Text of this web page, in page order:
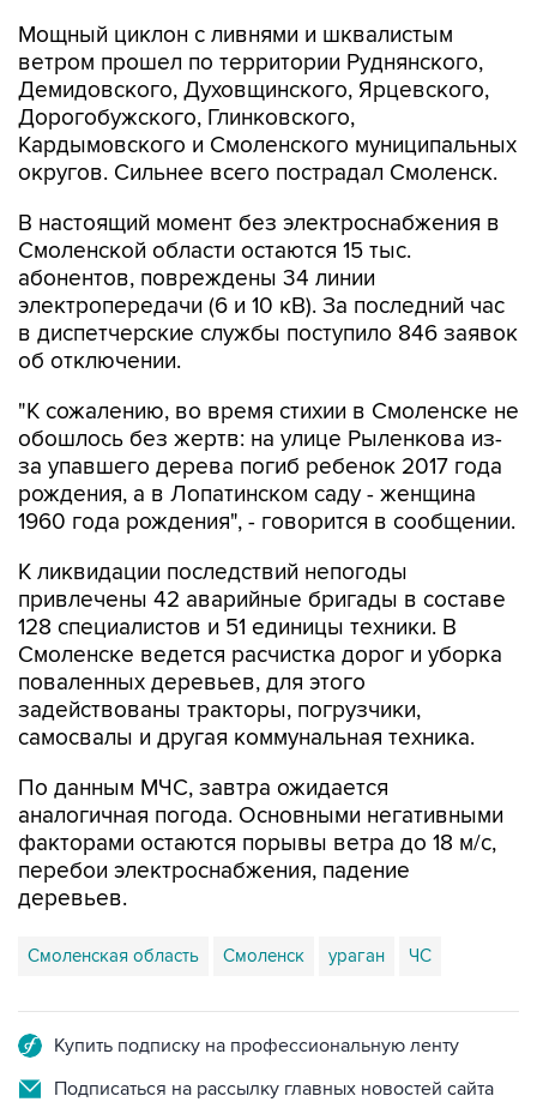
Мощный циклон с ливнями и шквалистым
ветром прошел по территории Руднянского,
Демидовского, Духовщинского, Ярцевского,
Дорогобужского, Глинковского,
Кардымовского и Смоленского муниципальных
округов. Сильнее всего пострадал Смоленск.
В настоящий момент без электроснабжения в
Смоленской области остаются 15 тыс.
абонентов, повреждены 34 линии
электропередачи (6 и 10 кВ). За последний час
в диспетчерские службы поступило 846 заявок
об отключении.
"К сожалению, во время стихии в Смоленске не
обошлось без жертв: на улице Рыленкова из-
за упавшего дерева погиб ребенок 2017 года
рождения, а в Лопатинском саду - женщина
1960 года рождения", - говорится в сообщении.
К ликвидации последствий непогоды
привлечены 42 аварийные бригады в составе
128 специалистов и 51 единицы техники. В
Смоленске ведется расчистка дорог и уборка
поваленных деревьев, для этого
задействованы тракторы, погрузчики,
самосвалы и другая коммунальная техника.
По данным МЧС, завтра ожидается
аналогичная погода. Основными негативными
факторами остаются порывы ветра до 18 м/с,
перебои электроснабжения, падение
деревьев.
Смоленская область Смоленск ураган ЧС
Купить подписку на профессиональную ленту
Подписаться на рассылку главных новостей сайта